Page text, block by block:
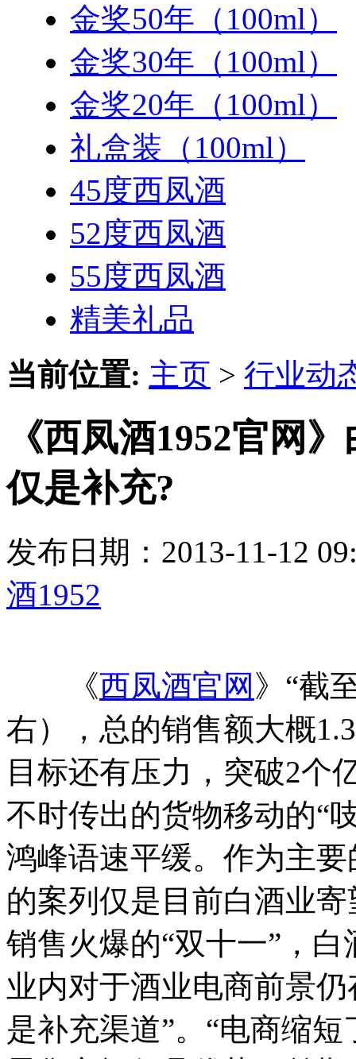
金奖50年（100ml）
金奖30年（100ml）
金奖20年（100ml）
礼盒装（100ml）
45度西凤酒
52度西凤酒
55度西凤酒
精美礼品
当前位置: 主页 > 行业动
《西凤酒1952官网
仅是补充?
发布日期：2013-11-12
酒1952
《西凤酒官网 》“截
右），总的销售额大概
目标还有压力，突破2个
不时传出的货物移动的“
鸿峰语速平缓。作为主
的案列仅是目前白酒业寄
销售火爆的“双十一”，
业内对于酒业电商前景
是补充渠道”。“电商缩